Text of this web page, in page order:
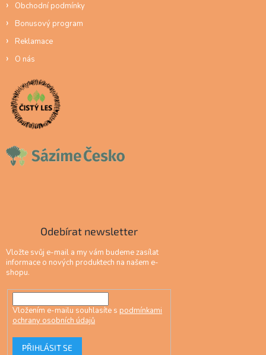
Obchodní podmínky
Bonusový program
Reklamace
O nás
Odebírat newsletter
Vložte svůj e-mail a my vám budeme zasílat
informace o nových produktech na našem e-
shopu.
Vložením e-mailu souhlasíte s podmínkami
ochrany osobních údajů
PŘIHLÁSIT SE